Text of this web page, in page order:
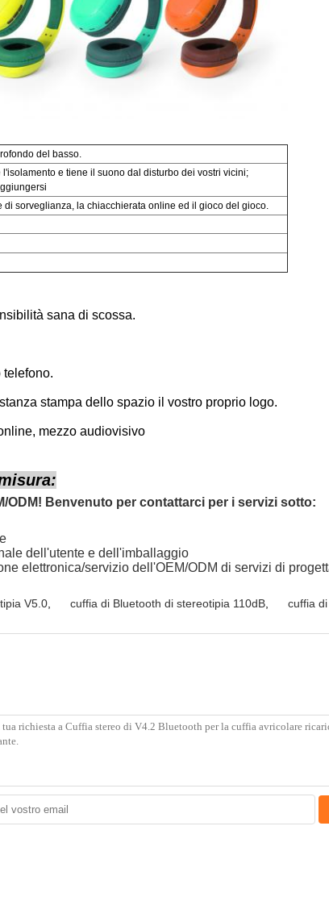
del basso.
e tiene il suono dal disturbo dei vostri vicini;
di sorveglianza, la chiacchierata online ed il gioco del gioco.
sana di scossa.
telefono.
stampa dello spazio il vostro proprio logo.
mezzo audiovisivo
ODM! Benvenuto per contattarci per i servizi sotto:
dell'utente e dell'imballaggio
elettronica/servizio dell'OEM/ODM di servizi di
V5.0 cuffia di Bluetooth di stereotipia 110dB cuffia